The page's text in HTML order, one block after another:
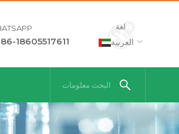
لغة :
العربية 18605517611
البحث معلومات